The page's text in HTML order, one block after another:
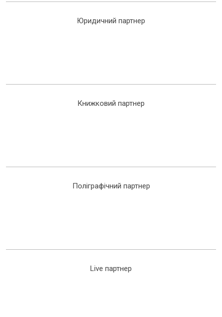
Юридичний партнер
Книжковий партнер
Поліграфічний партнер
Live партнер